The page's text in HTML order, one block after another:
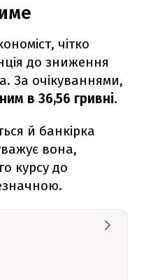
чітко
до зниження
За очікуваннями,
в 36,56 гривні.
й банкірка
вона,
курсу до